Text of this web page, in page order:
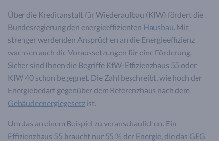
Über die Kreditanstalt für Wiederaufbau (KfW) fördert die
Bundesregierung den energieeffizienten Hausbau. Mit
strenger werdenden Ansprüchen an die Energieeffizienz
wachsen auch die Voraussetzungen für eine Förderung.
Sicher sind Ihnen die Begriffe KfW-Effizienzhaus 55 oder
KfW 40 schon begegnet. Die Zahl beschreibt, wie hoch der
Energiebedarf gegenüber dem Referenzhaus nach dem
Gebäudeenergiegesetz ist.
Um das an einem Beispiel zu veranschaulichen: Ein
Effizienzhaus 55 braucht nur 55 % der Energie, die das GEG